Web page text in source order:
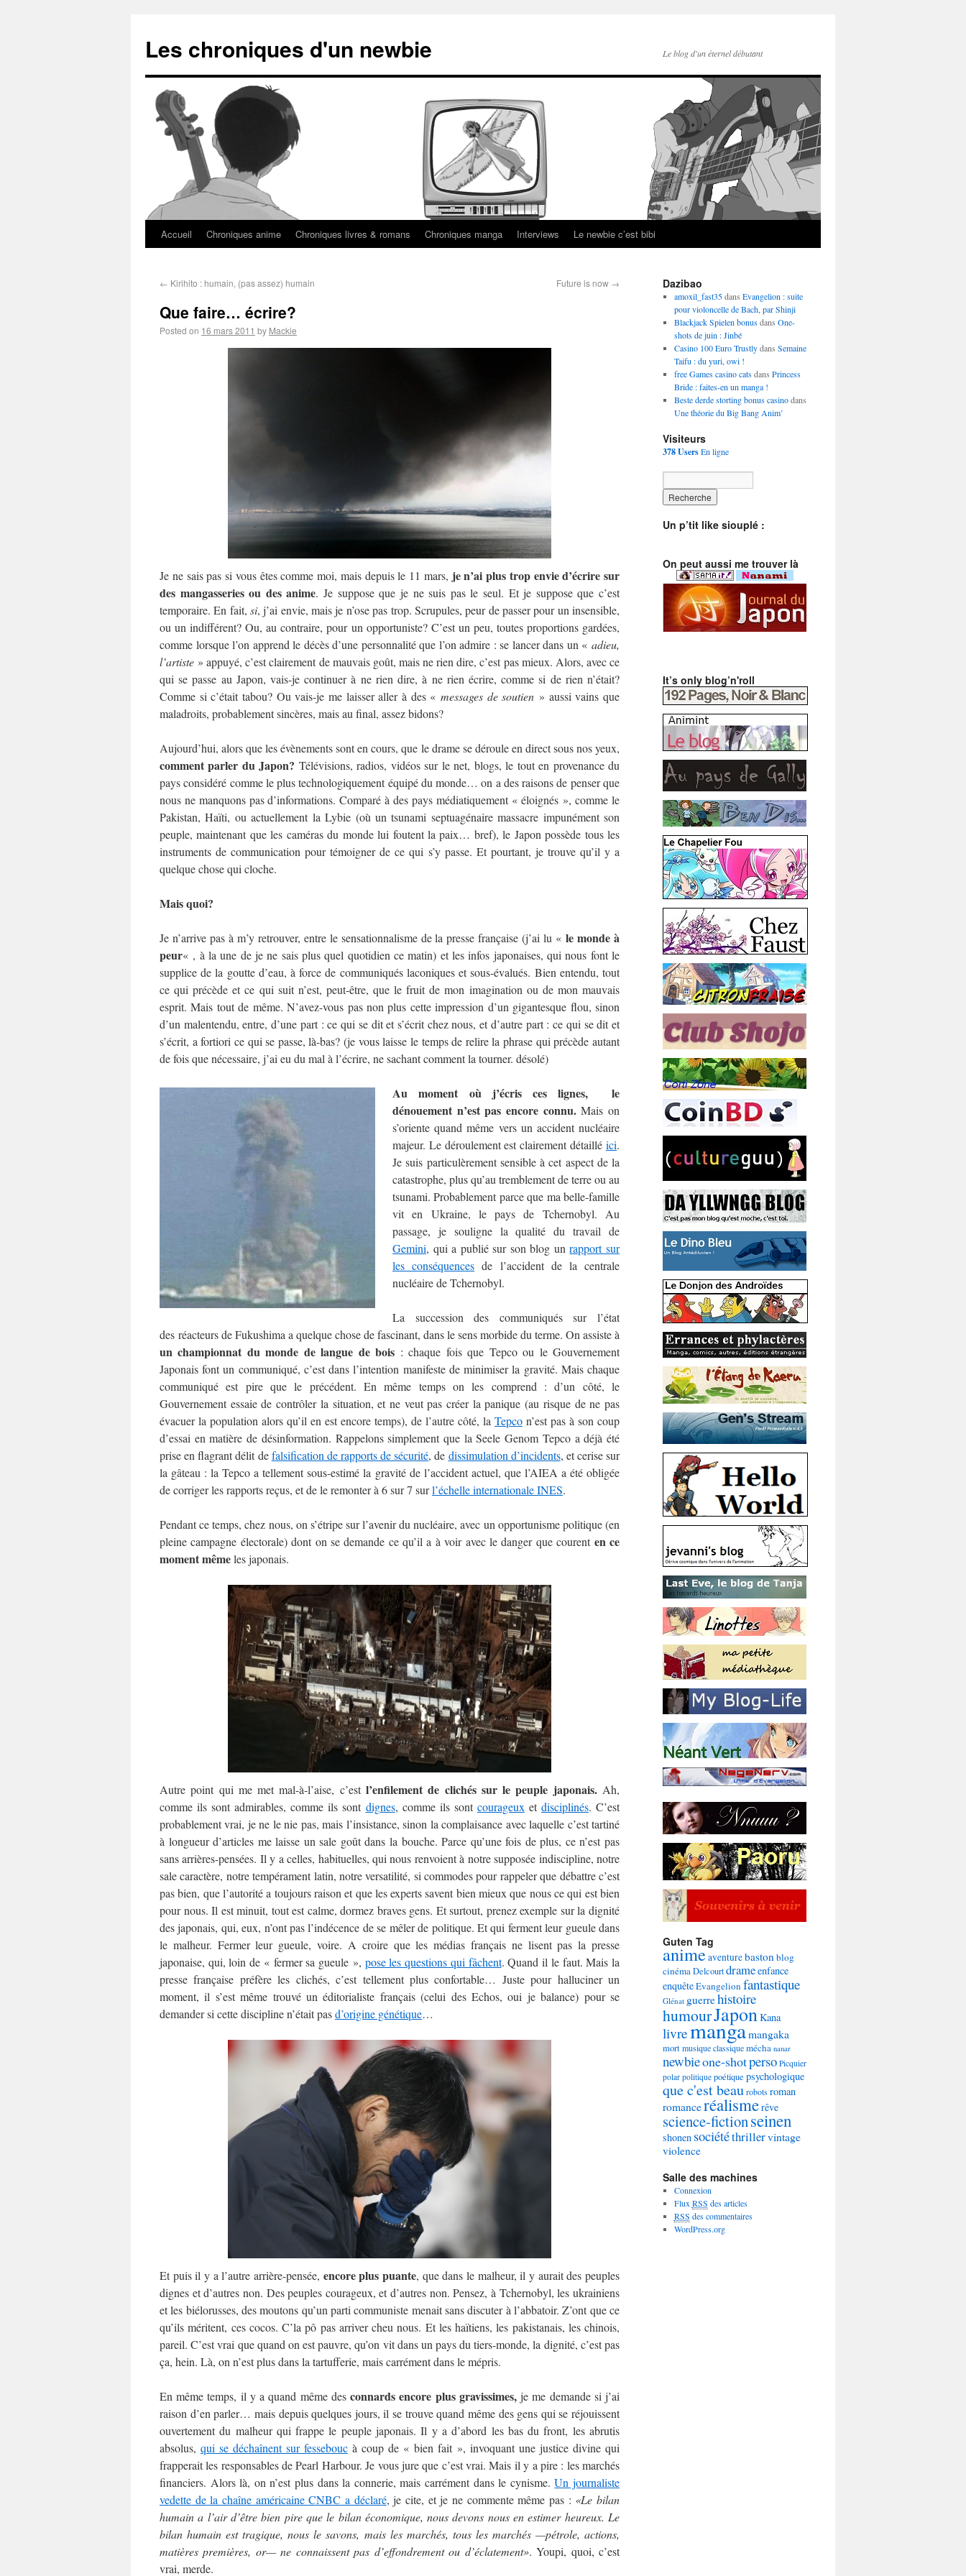
Les chroniques d'un newbie Le blog d'un éternel débutant
Accueil Chroniques anime Chroniques livres & romans Chroniques manga Interviews Le newbie c’est bibi
← Kirihito : humain, (pas assez) humain Future is now →
Que faire… écrire?
Posted on 16 mars 2011 by Mackie
Je ne sais pas si vous êtes comme moi, mais depuis le 11 mars, je n’ai plus trop envie d’écrire sur
des mangasseries ou des anime. Je suppose que je ne suis pas le seul. Et je suppose que c’est
temporaire. En fait,si, j’ai envie, mais je n’ose pas trop. Scrupules, peur de passer pour un insensible,
ou un indifférent? Ou, au contraire, pour un opportuniste? C’est un peu, toutes proportions gardées,
comme lorsque l’on apprend le décès d’une personnalité que l’on admire : se lancer dans un « adieu,
l’artiste » appuyé, c’est clairement de mauvais goût, mais ne rien dire, c’est pas mieux. Alors, avec ce
qui se passe au Japon, vais-je continuer à ne rien dire, à ne rien écrire, comme si de rien n’était?
Comme si c’était tabou? Ou vais-je me laisser aller à des « messages de soutien » aussi vains que
maladroits, probablement sincères, mais au final, assez bidons?
Aujourd’hui, alors que les évènements sont en cours, que le drame se déroule en direct sous nos yeux,
comment parler du Japon? Télévisions, radios, vidéos sur le net, blogs, le tout en provenance du
pays considéré comme le plus technologiquement équipé du monde… on a des raisons de penser que
nous ne manquons pas d’informations. Comparé à des pays médiatiquement « éloignés », comme le
Pakistan, Haïti, ou actuellement la Lybie (où un tsunami septuagénaire massacre impunément son
peuple, maintenant que les caméras du monde lui foutent la paix… bref), le Japon possède tous les
instruments de communication pour témoigner de ce qui s’y passe. Et pourtant, je trouve qu’il y a
quelque chose qui cloche.
Mais quoi?
Je n’arrive pas à m’y retrouver, entre le sensationnalisme de la presse française (j’ai lu «le monde à
peur« , à la une de je ne sais plus quel quotidien ce matin) et les infos japonaises, qui nous font le
supplice de la goutte d’eau, à force de communiqués laconiques et sous-évalués. Bien entendu, tout
ce qui précède et ce qui suit n’est, peut-être, que le fruit de mon imagination ou de mon mauvais
esprit. Mais tout de même. N’avez-vous pas non plus cette impression d’un gigantesque flou, sinon
d’un malentendu, entre, d’une part : ce qui se dit et s’écrit chez nous, et d’autre part : ce qui se dit et
s’écrit, a fortiori ce qui se passe, là-bas? (je vous laisse le temps de relire la phrase qui précède autant
de fois que nécessaire, j’ai eu du mal à l’écrire, ne sachant comment la tourner. désolé)
Au moment où j’écris ces lignes, le
dénouement n’est pas encore connu.Mais on
s’oriente quand même vers un accident nucléaire
majeur. Le déroulement est clairement détaillé ici.
Je suis particulèrement sensible à cet aspect de la
catastrophe, plus qu’au tremblement de terre ou au
tsunami. Probablement parce que ma belle-famille
vit en Ukraine, le pays de Tchernobyl. Au
passage, je souligne la qualité du travail de
Gemini, qui a publié sur son blog unrapport sur
les conséquences de l’accident de la centrale
nucléaire de Tchernobyl.
La succession des communiqués sur l’état
des réacteurs de Fukushima a quelque chose de fascinant, dans le sens morbide du terme. On assiste à
un championnat du monde de langue de bois : chaque fois que Tepco ou le Gouvernement
Japonais font un communiqué, c’est dans l’intention manifeste de minimiser la gravité. Mais chaque
communiqué est pire que le précédent. En même temps on les comprend : d’un côté, le
Gouvernement essaie de contrôler la situation, et ne veut pas créer la panique (au risque de ne pas
évacuer la population alors qu’il en est encore temps), de l’autre côté, la Tepco n’est pas à son coup
d’essai en matière de désinformation. Rappelons simplement que la Seele Genom Tepco a déjà été
prise en flagrant délit defalsification de rapports de sécurité, de dissimulation d’incidents, et cerise sur
la gâteau : la Tepco a tellement sous-estimé la gravité de l’accident actuel, que l’AIEA a été obligée
de corriger les rapports reçus, et de le remonter à 6 sur 7 surl’échelle internationale INES.
Pendant ce temps, chez nous, on s’étripe sur l’avenir du nucléaire, avec un opportunisme politique (en
pleine campagne électorale) dont on se demande ce qu’il a à voir avec le danger que courent en ce
moment mêmeles japonais.
Autre point qui me met mal-à-l’aise, c’est l’enfilement de clichés sur le peuple japonais.Ah,
comme ils sont admirables, comme ils sont dignes, comme ils sont courageux et disciplinés. C’est
probablement vrai, je ne le nie pas, mais l’insistance, sinon la complaisance avec laquelle c’est tartiné
à longueur d’articles me laisse un sale goût dans la bouche. Parce qu’une fois de plus, ce n’est pas
sans arrières-pensées. Il y a celles, habituelles, qui nous renvoient à notre supposée indiscipline, notre
sale caractère, notre tempérament latin, notre versatilité, si commodes pour rappeler que débattre c’est
pas bien, que l’autorité a toujours raison et que les experts savent bien mieux que nous ce qui est bien
pour nous. Il est minuit, tout est calme, dormez braves gens. Et surtout, prenez exemple sur la dignité
des japonais, qui, eux, n’ont pas l’indécence de se mêler de politique. Et qui ferment leur gueule dans
le malheur. Fermer leur gueule, voire. A croire que les médias français ne lisent pas la presse
japonaise, qui, loin de « fermer sa gueule », pose les questions qui fâchent. Quand il le faut. Mais la
presse française préfère les clichés, c’est tellement plus confortable… Juste pour halluciner un
moment, il s’est même trouvé un éditorialiste français (celui des Echos, oui je balance) pour se
demander si cette discipline n’était pasd’origine génétique…
Et puis il y a l’autre arrière-pensée, encore plus puante, que dans le malheur, il y aurait des peuples
dignes et d’autres non. Des peuples courageux, et d’autres non. Pensez, à Tchernobyl, les ukrainiens
et les biélorusses, des moutons qu’un parti communiste menait sans discuter à l’abbatoir. Z’ont que ce
qu’ils méritent, ces cocos. C’la pô pas arriver cheu nous. Et les haïtiens, les pakistanais, les chinois,
pareil. C’est vrai que quand on est pauvre, qu’on vit dans un pays du tiers-monde, la dignité, c’est pas
ça, hein. Là, on n’est plus dans la tartufferie, mais carrément dans le mépris.
En même temps, il y a quand même desconnards encore plus gravissimes,je me demande si j’ai
raison d’en parler… mais depuis quelques jours, il se trouve quand même des gens qui se réjouissent
ouvertement du malheur qui frappe le peuple japonais. Il y a d’abord les bas du front, les abrutis
absolus, qui se déchaînent sur fessebouc à coup de « bien fait », invoquant une justice divine qui
frapperait les responsables de Pearl Harbour. Je vous jure que c’est vrai. Mais il y a pire : les marchés
financiers. Alors là, on n’est plus dans la connerie, mais carrément dans le cynisme.Un journaliste
vedette de la chaîne américaine CNBC a déclaré, je cite, et je ne commente même pas : «Le bilan
humain a l’air d’être bien pire que le bilan économique, nous devons nous en estimer heureux. Le
bilan humain est tragique, nous le savons, mais les marchés, tous les marchés —pétrole, actions,
matières premières, or— ne connaissent pas d’effondrement ou d’éclatement». Youpi, quoi, c’est
vrai, merde.
Dazibao
amoxil_fast35dans Evangelion : suite
pour violoncelle de Bach, par Shinji
Blackjack Spielen bonusdans One-
shots de juin : Jinbé
Casino 100 Euro Trustlydans Semaine
Taifu : du yuri, owi !
free Games casino catsdans Princess
Bride : faites-en un manga !
Beste derde storting bonus casinodans
Une théorie du Big Bang Anim’
Visiteurs
378 UsersEn ligne
Un p’tit like siouplé :
On peut aussi me trouver là
It’s only blog’n'roll
Guten Tag
animeaventurebaston blog
cinémaDelcourtdrameenfance
enquêteEvangelion fantastique
Glénat guerrehistoire
humourJapon Kana
livremangamangaka
mortmusique classiquemécha nanar
newbieone-shotperso Picquier
polar politique poétique psychologique
que c'est beaurobotsroman
romanceréalismerêve
science-fictionseinen
shonen sociététhrillervintage
violence
Salle des machines
Connexion
Flux RSS des articles
RSS des commentaires
WordPress.org